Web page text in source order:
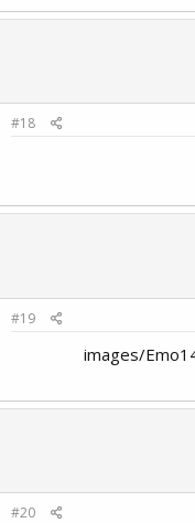
#18
#19
#20